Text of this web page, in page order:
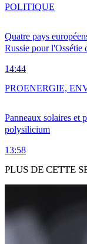
Quatre pays
Russie pour l'Ossétie
14:44
POLITIQUE
Panneaux solaires et
polysilicium
13:58
PROENERGIE,
PLUS DE CETTE